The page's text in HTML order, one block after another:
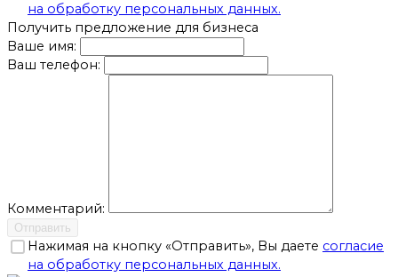
на обработку персональных данных.
Получить предложение для бизнеса
Ваше имя:
Ваш телефон:
Комментарий:
Отправить
Нажимая на кнопку «Отправить», Вы даете согласие
на обработку персональных данных.